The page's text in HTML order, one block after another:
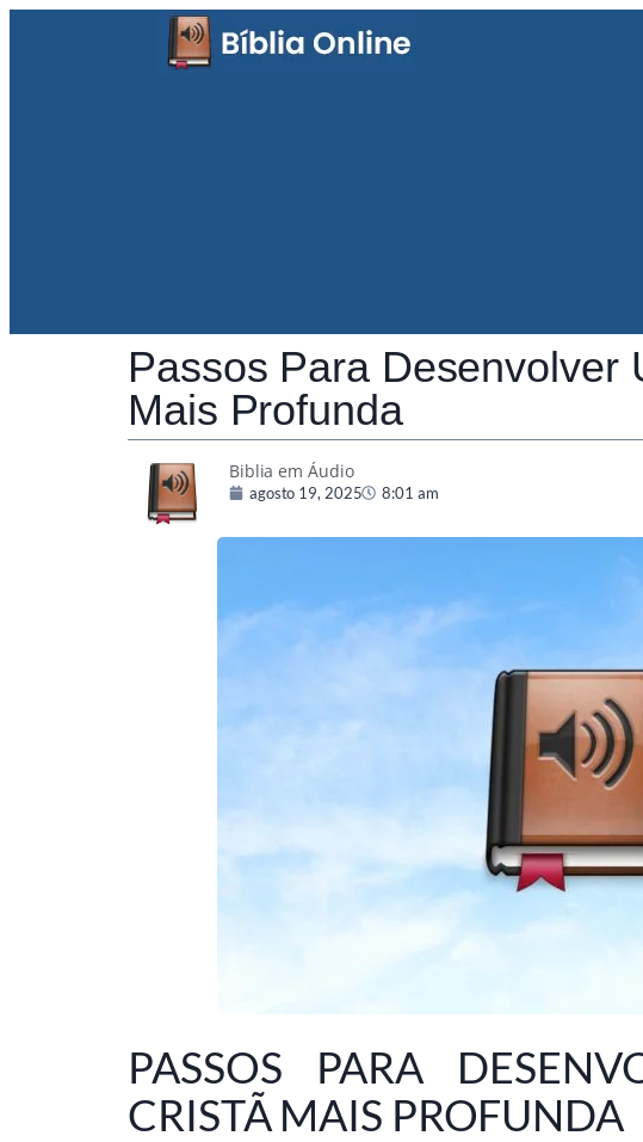
Passos Para Desenvolver
Mais Profunda
Biblia em Áudio
agosto 19, 2025 8:01 am
PASSOS PARA
CRISTÃ MAIS PROFUNDA